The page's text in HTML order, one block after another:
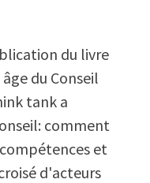
du livre
du Conseil
tank a
comment
et
d'acteurs